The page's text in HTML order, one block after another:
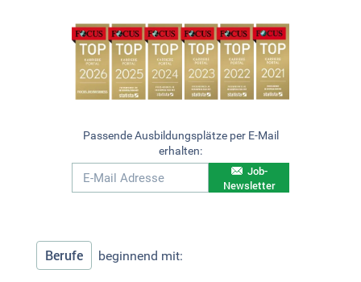
Passende Ausbildungsplätze per E-Mail
erhalten:
Job-
Newsletter
Berufe beginnend mit: